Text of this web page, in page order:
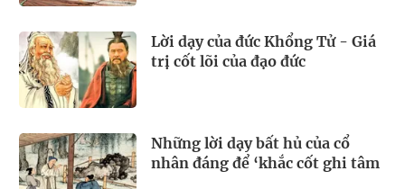
Lời dạy của đức Khổng Tử - Giá
trị cốt lõi của đạo đức
Những lời dạy bất hủ của cổ
nhân đáng để ‘khắc cốt ghi tâm